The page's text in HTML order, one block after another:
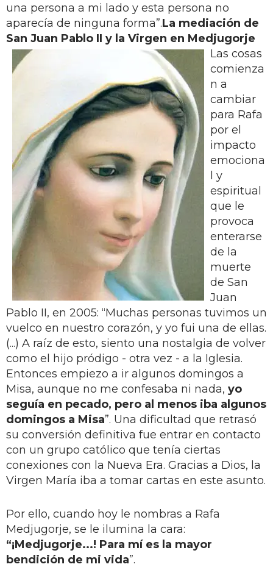
una persona a mi lado y esta persona no
aparecía de ninguna forma”.La mediación de
San Juan Pablo II y la Virgen en Medjugorje
Las cosas
comienza
n a
cambiar
para Rafa
por el
impacto
emociona
l y
espiritual
que le
provoca
enterarse
de la
muerte
de San
Juan
Pablo II, en 2005: “Muchas personas tuvimos un
vuelco en nuestro corazón, y yo fui una de ellas.
(...) A raíz de esto, siento una nostalgia de volver
como el hijo pródigo - otra vez - a la Iglesia.
Entonces empiezo a ir algunos domingos a
Misa, aunque no me confesaba ni nada, yo
seguía en pecado, pero al menos iba algunos
domingos a Misa”. Una dificultad que retrasó
su conversión definitiva fue entrar en contacto
con un grupo católico que tenía ciertas
conexiones con la Nueva Era. Gracias a Dios, la
Virgen María iba a tomar cartas en este asunto.
Por ello, cuando hoy le nombras a Rafa
Medjugorje, se le ilumina la cara:
“¡Medjugorje...! Para mí es la mayor
bendición de mi vida”.